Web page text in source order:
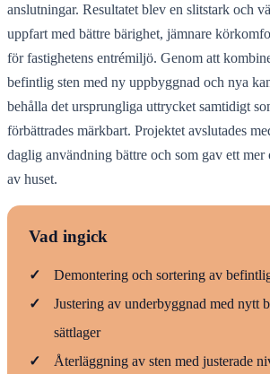
anslutningar. Resultatet blev en slitstark och
uppfart med bättre bärighet, jämnare
för fastighetens entrémiljö. Genom att
befintlig sten med ny uppbyggnad och nya
behålla det ursprungliga uttrycket samtidigt
förbättrades märkbart. Projektet avslutades
daglig användning bättre och som gav ett
av huset.
Vad ingick
✓
Demontering och sortering av
✓
Justering av underbyggnad med nytt
sättlager
✓
Återläggning av sten med justerade